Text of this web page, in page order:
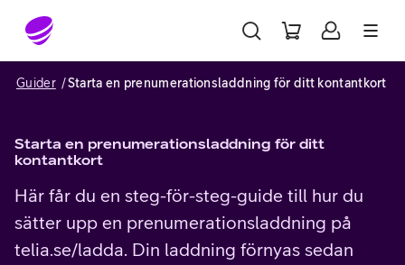
Gå till sidans innehåll
Guider Starta en prenumerationsladdning för ditt kontantkort
Starta en prenumerationsladdning för ditt
kontantkort
Här får du en steg-för-steg-guide till hur du
sätter upp en prenumerationsladdning på
telia.se/ladda. Din laddning förnyas sedan